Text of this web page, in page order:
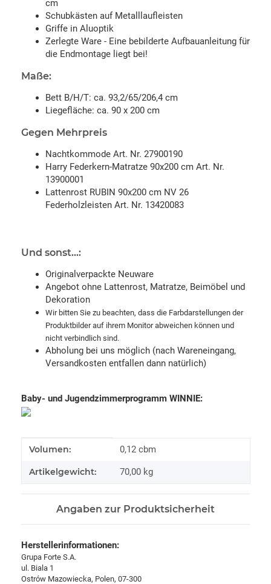
cm
Schubkästen auf Metalllaufleisten
Griffe in Aluoptik
Zerlegte Ware - Eine bebilderte Aufbauanleitung für
die Endmontage liegt bei!
Maße:
Bett B/H/T: ca. 93,2/65/206,4 cm
Liegefläche: ca. 90 x 200 cm
Gegen Mehrpreis
Nachtkommode Art. Nr. 27900190
Harry Federkern-Matratze 90x200 cm Art. Nr.
13900001
Lattenrost RUBIN 90x200 cm NV 26
Federholzleisten Art. Nr. 13420083
Und sonst...:
Originalverpackte Neuware
Angebot ohne Lattenrost, Matratze, Beimöbel und
Dekoration
Wir bitten Sie zu beachten, dass die Farbdarstellungen der
Produktbilder auf ihrem Monitor abweichen können und
nicht verbindlich sind.
Abholung bei uns möglich (nach Wareneingang,
Versandkosten entfallen dann natürlich)
Baby- und Jugendzimmerprogramm WINNIE:
Produkteigenschaft
Wert
Volumen: 0,12 cbm
Artikelgewicht: 70,00 kg
Angaben zur Produktsicherheit
Herstellerinformationen:
Grupa Forte S.A.
ul. Biala 1
Ostrów Mazowiecka, Polen, 07-300